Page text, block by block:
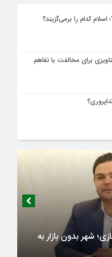
اسلام کدام را برمی‌گزیند؟
برای مخالفت با تفاهم
شهر بدون بازار به